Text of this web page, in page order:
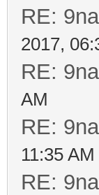
RE:
2017,
RE:
AM
RE:
11:35 AM
RE: